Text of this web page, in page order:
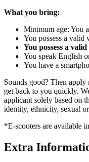
What you bring:
Minimum age: You
You possess a
You possess a
You speak English
You have a
Sounds good? Then
get back to you quickly.
applicant solely based on
identity, ethnicity, sexual
*E-scooters are available
Extra